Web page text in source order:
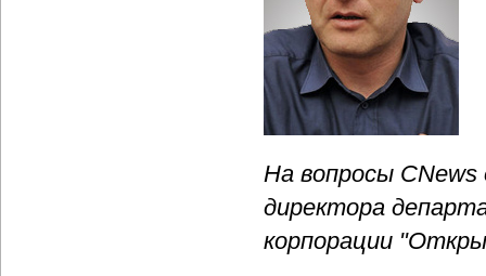
На вопросы
директора
корпорации